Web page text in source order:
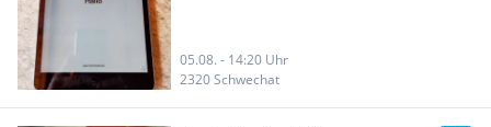
05.08. - 14:20 Uhr
2320 Schwechat